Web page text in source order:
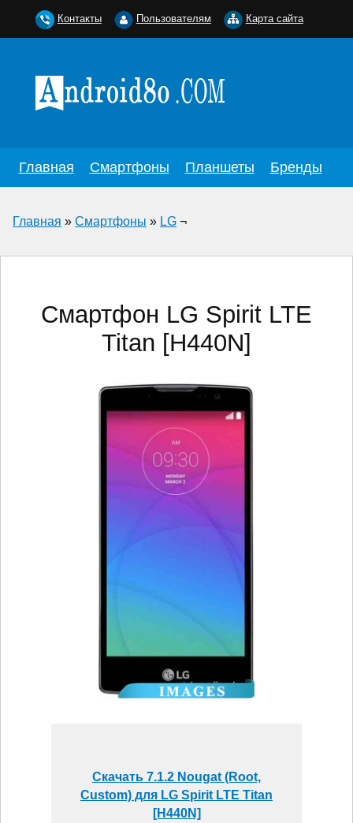
Главная Смартфоны Планшеты Бренды
Главная » Смартфоны » LG ¬
Смартфон LG Spirit LTE
Titan [H440N]
Скачать 7.1.2 Nougat (Root,
Custom) для LG Spirit LTE Titan
[H440N]
Контакты Пользователям Карта сайта